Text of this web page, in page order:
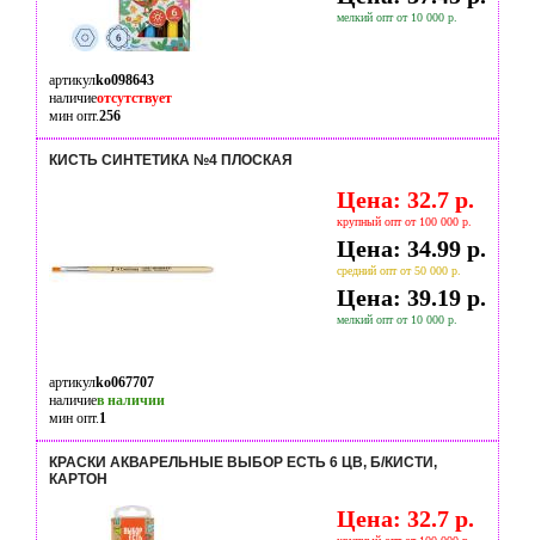
мелкий опт от 10 000 р.
артикулko098643
наличиеотсутствует
мин опт.256
КИСТЬ СИНТЕТИКА №4 ПЛОСКАЯ
Цена: 32.7 р.
крупный опт от 100 000 р.
Цена: 34.99 р.
средний опт от 50 000 р.
Цена: 39.19 р.
мелкий опт от 10 000 р.
артикулko067707
наличиев наличии
мин опт.1
КРАСКИ АКВАРЕЛЬНЫЕ ВЫБОР ЕСТЬ 6 ЦВ, Б/КИСТИ,
КАРТОН
Цена: 32.7 р.